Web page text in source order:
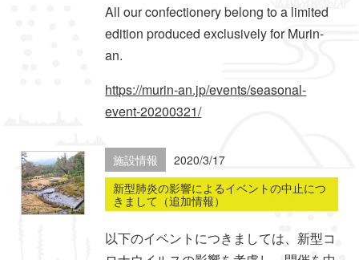
All our confectionery belong to a limited
edition produced exclusively for Murin-
an.
https://murin-an.jp/events/seasonal-
event-20200321/
施設情報
2020/3/17
新型肺炎の影響によるイベントの中止につ
きまして（追加情報）
以下のイベントにつきましては、新型コ